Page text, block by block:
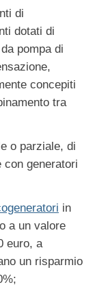
di
dotati di
pompa di
concepiti
tra
o parziale, di
generatori
in
a un valore
euro, a
un risparmio